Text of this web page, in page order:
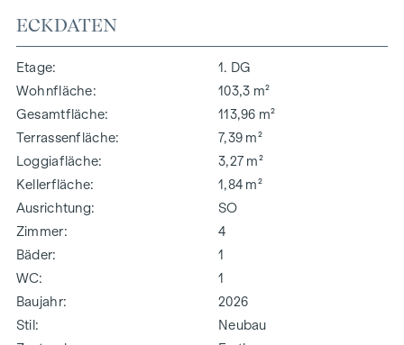
ECKDATEN
Etage
1. DG
Wohnfläche
103,3 m²
Gesamtfläche
113,96 m²
Terrassenfläche
7,39 m²
Loggiafläche
3,27 m²
Kellerfläche
1,84 m²
Ausrichtung
SO
Zimmer
4
Bäder
1
WC
1
Baujahr
2026
Stil
Neubau